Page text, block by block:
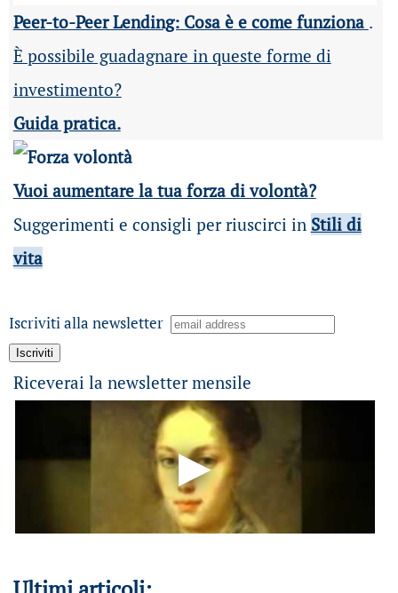
Peer-to-Peer Lending: Cosa è e come funziona .
È possibile guadagnare in queste forme di
investimento?
Guida pratica.
Vuoi aumentare la tua forza di volontà?
Suggerimenti e consigli per riuscirci in Stili di
vita
Iscriviti alla newsletter
Riceverai la newsletter mensile